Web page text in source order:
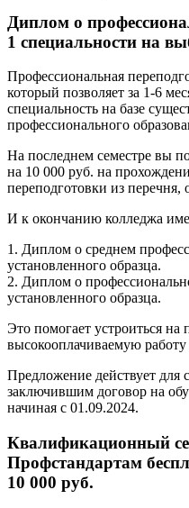
Диплом о
1 специальности на
Профессиональная
который позволяет за 1-6
специальность на базе
профессионального
На последнем семестре вы
на 10 000 руб. на
переподготовки из перечня,
И к окончанию колледжа
1. Диплом о среднем
установленного образца.
2. Диплом о
установленного образца.
Это помогает устроиться
высокооплачиваемую
Предложение действует для
заключившим договор на
начиная с 01.09.2024.
Квалификационный
Профстандартам
10 000 руб.